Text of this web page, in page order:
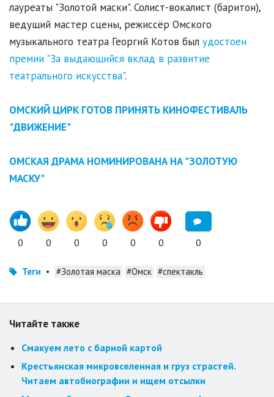
лауреаты "Золотой маски". Солист-вокалист (баритон),
ведущий мастер сцены, режиссёр Омского
музыкального театра Георгий Котов был удостоен
премии "За выдающийся вклад в развитие
театрального искусства".
ОМСКИЙ ЦИРК ГОТОВ ПРИНЯТЬ КИНОФЕСТИВАЛЬ
"ДВИЖЕНИЕ"
ОМСКАЯ ДРАМА НОМИНИРОВАНА НА "ЗОЛОТУЮ
МАСКУ"
0 0 0 0 0 0 0
Теги • #Золотая маска #Омск #спектакль
Читайте также
Смакуем лето с барной картой
Крестьянская микровселенная и груз страстей.
Читаем автобиографии и ищем отсылки